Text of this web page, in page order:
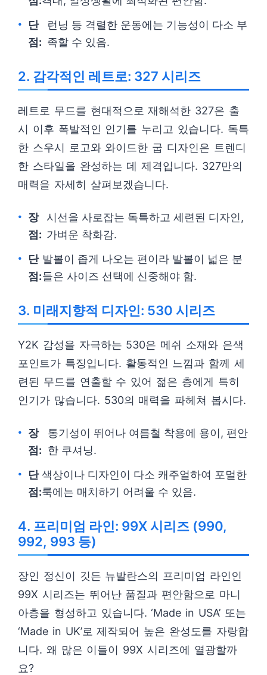
단
점:
런닝 등 격렬한 운동에는 기능성이 다소 부
족할 수 있음.
2. 감각적인 레트로: 327 시리즈
레트로 무드를 현대적으로 재해석한 327은 출
시 이후 폭발적인 인기를 누리고 있습니다. 독특
한 스우시 로고와 와이드한 굽 디자인은 트렌디
한 스타일을 완성하는 데 제격입니다. 327만의
매력을 자세히 살펴보겠습니다.
장
점:
시선을 사로잡는 독특하고 세련된 디자인,
가벼운 착화감.
단
점:
발볼이 좁게 나오는 편이라 발볼이 넓은 분
들은 사이즈 선택에 신중해야 함.
3. 미래지향적 디자인: 530 시리즈
Y2K 감성을 자극하는 530은 메쉬 소재와 은색
포인트가 특징입니다. 활동적인 느낌과 함께 세
련된 무드를 연출할 수 있어 젊은 층에게 특히
인기가 많습니다. 530의 매력을 파헤쳐 봅시다.
장
점:
통기성이 뛰어나 여름철 착용에 용이, 편안
한 쿠셔닝.
단
점:
색상이나 디자인이 다소 캐주얼하여 포멀한
룩에는 매치하기 어려울 수 있음.
4. 프리미엄 라인: 99X 시리즈 (990,
992, 993 등)
장인 정신이 깃든 뉴발란스의 프리미엄 라인인
99X 시리즈는 뛰어난 품질과 편안함으로 마니
아층을 형성하고 있습니다. ‘Made in USA’ 또는
‘Made in UK’로 제작되어 높은 완성도를 자랑합
니다. 왜 많은 이들이 99X 시리즈에 열광할까
요?